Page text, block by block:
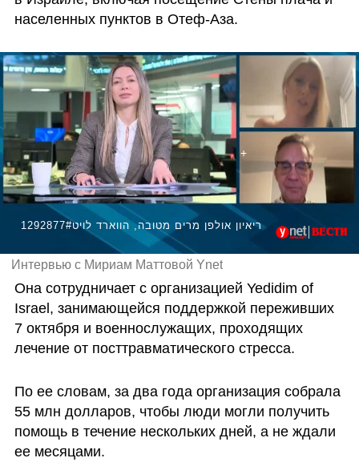
населенных пунктов в Отеф-Аза.
1292877#ריאיון אולפן מרים מטובה, הווארד לויט
Интервью с Мириам Маттовой Ynet
Она сотрудничает с организацией Yedidim of
Israel, занимающейся поддержкой переживших
7 октября и военнослужащих, проходящих
лечение от посттравматического стресса.
По ее словам, за два года организация собрала
55 млн долларов, чтобы люди могли получить
помощь в течение нескольких дней, а не ждали
ее месяцами.